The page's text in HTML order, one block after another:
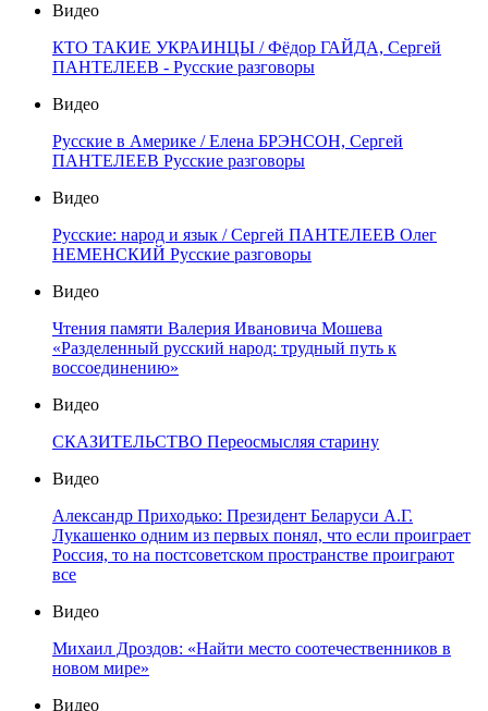
Видео
КТО ТАКИЕ УКРАИНЦЫ / Фёдор ГАЙДА, Сергей
ПАНТЕЛЕЕВ - Русские разговоры
Видео
Русские в Америке / Елена БРЭНСОН, Сергей
ПАНТЕЛЕЕВ Русские разговоры
Видео
Русские: народ и язык / Сергей ПАНТЕЛЕЕВ Олег
НЕМЕНСКИЙ Русские разговоры
Видео
Чтения памяти Валерия Ивановича Мошева
«Разделенный русский народ: трудный путь к
воссоединению»
Видео
СКАЗИТЕЛЬСТВО Переосмысляя старину
Видео
Александр Приходько: Президент Беларуси А.Г.
Лукашенко одним из первых понял, что если проиграет
Россия, то на постсоветском пространстве проиграют
все
Видео
Михаил Дроздов: «Найти место соотечественников в
новом мире»
Видео